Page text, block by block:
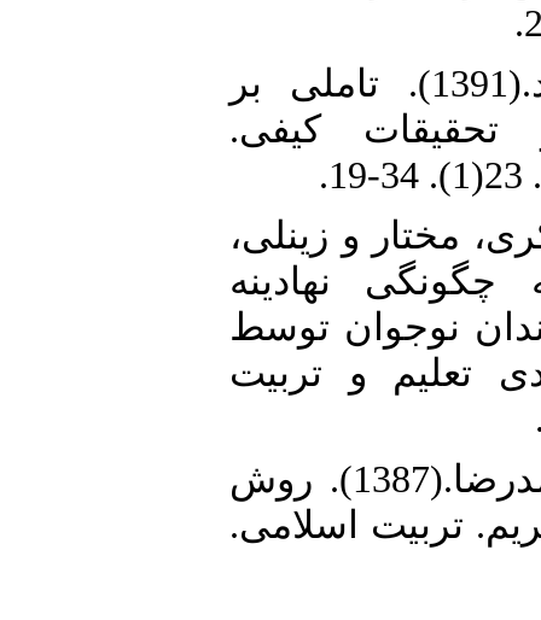
17. عباس‌زاده، محمد.(1391). تاملی بر
تحقیقات کیفی.
مختار و زینلی،
چگونگی نهادینه
نوجوان توسط
تعلیم و تربیت
19. قائمی مقدم، محمدرضا.(1387). روش
تربیت اسلامی.